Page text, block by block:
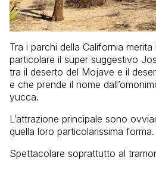
Tra i parchi della California merita
particolare il super suggestivo
tra il deserto del Mojave e il
e che prende il nome
yucca.
L’attrazione principale sono
quella loro particolarissima forma.
Spettacolare soprattutto al